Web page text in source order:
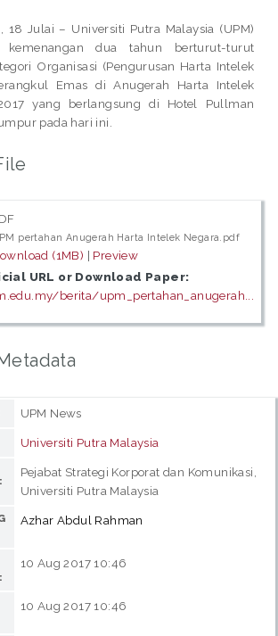
18 Julai – Universiti Putra Malaysia (UPM)
kemenangan dua tahun berturut-turut
Organisasi (Pengurusan Harta Intelek
Emas di Anugerah Harta Intelek
yang berlangsung di Hotel Pullman
pada hari ini.
pertahan Anugerah Harta Intelek Negara.pdf
(1MB) | Preview
URL or Download Paper:
berita/upm_pertahan_anugerah...
UPM News
Universiti Putra Malaysia
Pejabat Strategi Korporat dan Komunikasi,
Universiti Putra Malaysia
Azhar Abdul Rahman
10 Aug 2017 10:46
10 Aug 2017 10:46